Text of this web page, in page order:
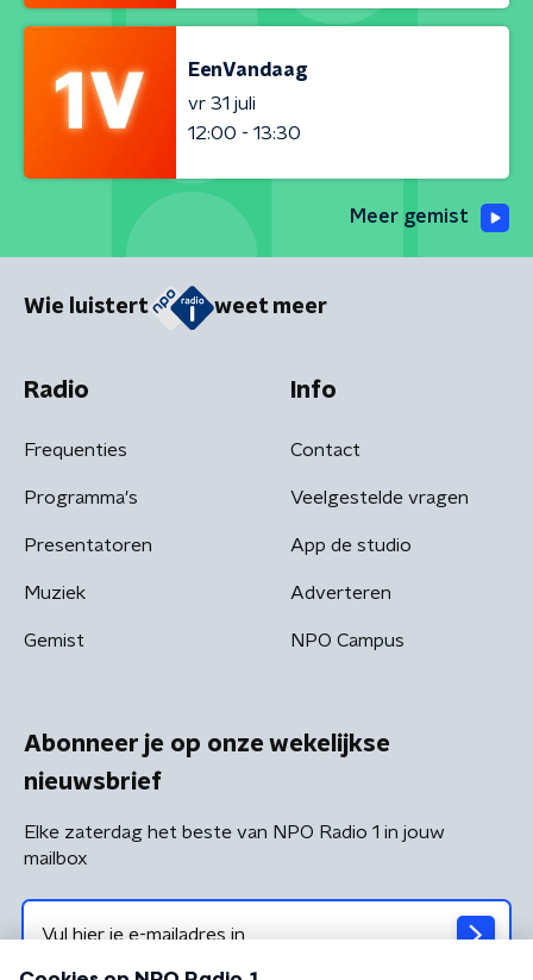
EenVandaag
vr 31 juli
12:00 - 13:30
Meer gemist
Wie luistert weet meer
Radio
Frequenties
Programma's
Presentatoren
Muziek
Gemist
Info
Contact
Veelgestelde vragen
App de studio
Adverteren
NPO Campus
Abonneer je op onze wekelijkse
nieuwsbrief
Elke zaterdag het beste van NPO Radio 1 in jouw
mailbox